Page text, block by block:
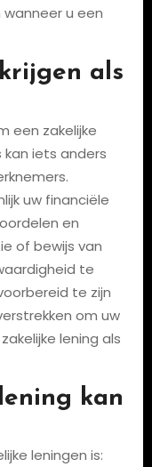
u een
als
een zakelijke
iets anders
uw financiële
en
of bewijs van
te
te zijn
om uw
lening als
kan
leningen is: